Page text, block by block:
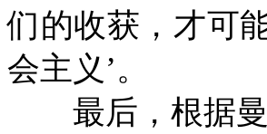
们的收获，才可
会主义’。
最后，根据曼